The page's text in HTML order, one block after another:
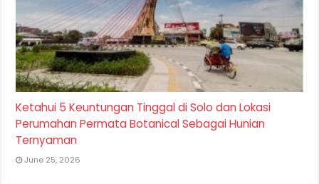
Ketahui 5 Keuntungan Tinggal di Solo dan Lokasi
Perumahan Permata Botanical Sebagai Hunian
Ternyaman
June 25, 2026